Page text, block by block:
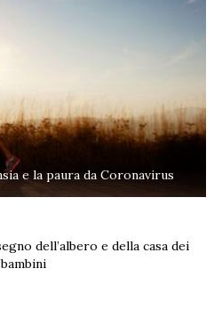
e la paura da Coronavirus
dell’albero e della casa dei
bambini